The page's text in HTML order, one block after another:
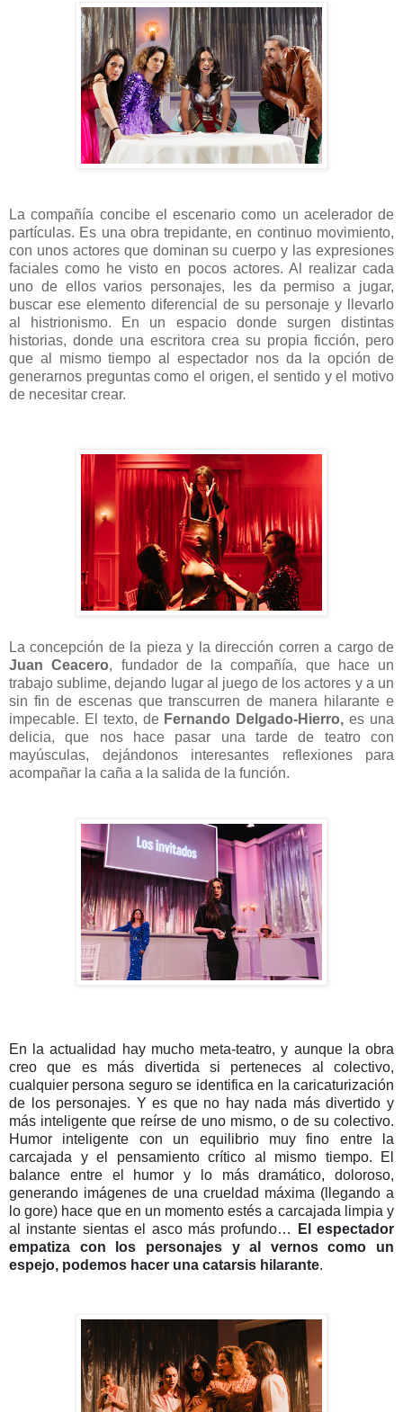
La compañía concibe el escenario como un acelerador de
partículas. Es una obra trepidante, en continuo movimiento,
con unos actores que dominan su cuerpo y las expresiones
faciales como he visto en pocos actores. Al realizar cada
uno de ellos varios personajes, les da permiso a jugar,
buscar ese elemento diferencial de su personaje y llevarlo
al histrionismo. En un espacio donde surgen distintas
historias, donde una escritora crea su propia ficción, pero
que al mismo tiempo al espectador nos da la opción de
generarnos preguntas como el origen, el sentido y el motivo
de necesitar crear.
La concepción de la pieza y la dirección corren a cargo de
Juan Ceacero, fundador de la compañía, que hace un
trabajo sublime, dejando lugar al juego de los actores y a un
sin fin de escenas que transcurren de manera hilarante e
impecable. El texto, de Fernando Delgado-Hierro, es una
delicia, que nos hace pasar una tarde de teatro con
mayúsculas, dejándonos interesantes reflexiones para
acompañar la caña a la salida de la función.
En la actualidad hay mucho meta-teatro, y aunque la obra
creo que es más divertida si perteneces al colectivo,
cualquier persona seguro se identifica en la caricaturización
de los personajes. Y es que no hay nada más divertido y
más inteligente que reírse de uno mismo, o de su colectivo.
Humor inteligente con un equilibrio muy fino entre la
carcajada y el pensamiento crítico al mismo tiempo. El
balance entre el humor y lo más dramático, doloroso,
generando imágenes de una crueldad máxima (llegando a
lo gore) hace que en un momento estés a carcajada limpia y
al instante sientas el asco más profundo…
El espectador
empatiza con los personajes y al vernos como un
espejo, podemos hacer una catarsis hilarante.